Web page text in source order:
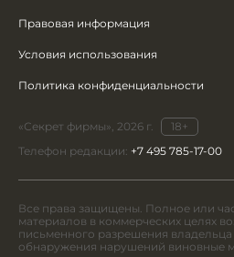
Правовая информация
Условия использования
Политика конфиденциальности
«Секрет фирмы», 2026 г.
18+
Телефон редакции: +7 495 785-17-00
Все права защищены. Полное или
материалов в коммерческих целях
письменного разрешения владельца
обнаружения нарушений виновные